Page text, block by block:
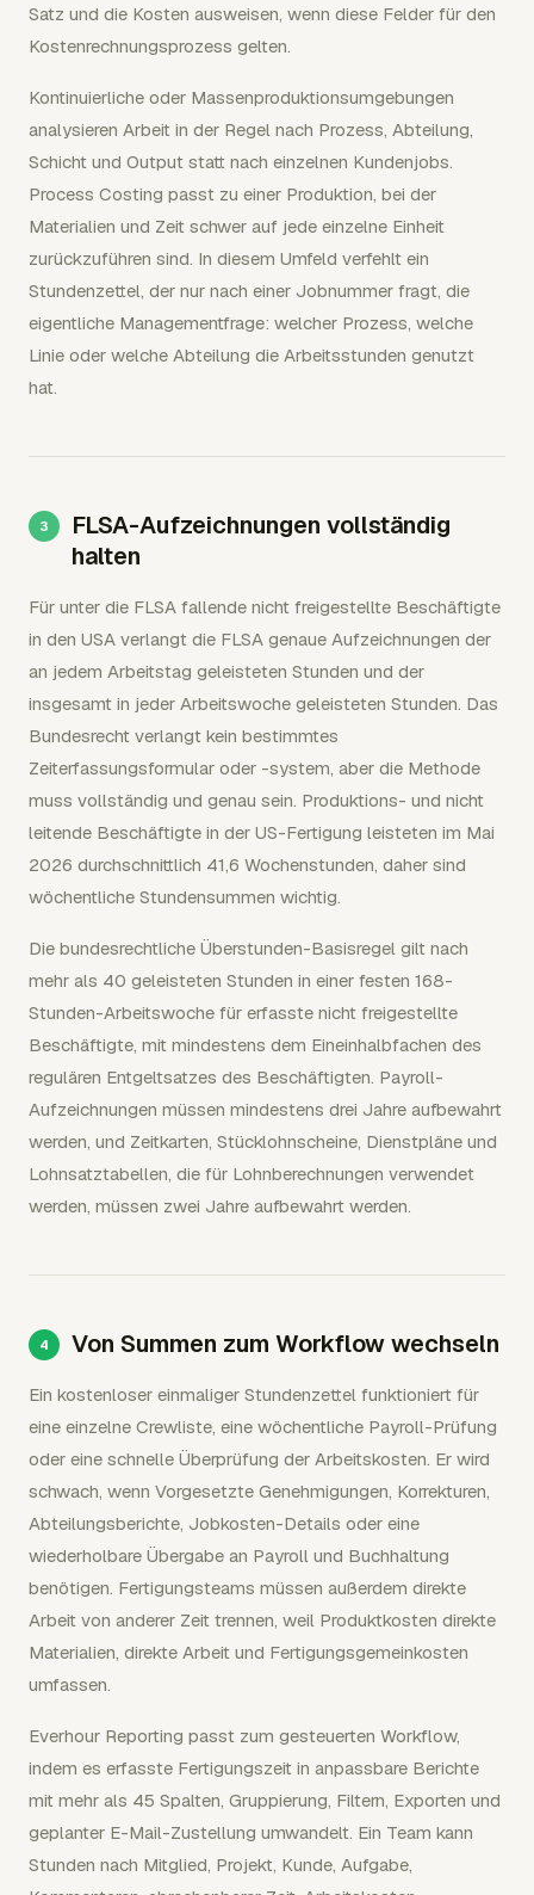
Satz und die Kosten ausweisen, wenn diese Felder für den
Kostenrechnungsprozess gelten.
Kontinuierliche oder Massenproduktionsumgebungen
analysieren Arbeit in der Regel nach Prozess, Abteilung,
Schicht und Output statt nach einzelnen Kundenjobs.
Process Costing passt zu einer Produktion, bei der
Materialien und Zeit schwer auf jede einzelne Einheit
zurückzuführen sind. In diesem Umfeld verfehlt ein
Stundenzettel, der nur nach einer Jobnummer fragt, die
eigentliche Managementfrage: welcher Prozess, welche
Linie oder welche Abteilung die Arbeitsstunden genutzt
hat.
FLSA-Aufzeichnungen vollständig
halten
Für unter die FLSA fallende nicht freigestellte Beschäftigte
in den USA verlangt die FLSA genaue Aufzeichnungen der
an jedem Arbeitstag geleisteten Stunden und der
insgesamt in jeder Arbeitswoche geleisteten Stunden. Das
Bundesrecht verlangt kein bestimmtes
Zeiterfassungsformular oder -system, aber die Methode
muss vollständig und genau sein. Produktions- und nicht
leitende Beschäftigte in der US-Fertigung leisteten im Mai
2026 durchschnittlich 41,6 Wochenstunden, daher sind
wöchentliche Stundensummen wichtig.
Die bundesrechtliche Überstunden-Basisregel gilt nach
mehr als 40 geleisteten Stunden in einer festen 168-
Stunden-Arbeitswoche für erfasste nicht freigestellte
Beschäftigte, mit mindestens dem Eineinhalbfachen des
regulären Entgeltsatzes des Beschäftigten. Payroll-
Aufzeichnungen müssen mindestens drei Jahre aufbewahrt
werden, und Zeitkarten, Stücklohnscheine, Dienstpläne und
Lohnsatztabellen, die für Lohnberechnungen verwendet
werden, müssen zwei Jahre aufbewahrt werden.
Von Summen zum Workflow wechseln
Ein kostenloser einmaliger Stundenzettel funktioniert für
eine einzelne Crewliste, eine wöchentliche Payroll-Prüfung
oder eine schnelle Überprüfung der Arbeitskosten. Er wird
schwach, wenn Vorgesetzte Genehmigungen, Korrekturen,
Abteilungsberichte, Jobkosten-Details oder eine
wiederholbare Übergabe an Payroll und Buchhaltung
benötigen. Fertigungsteams müssen außerdem direkte
Arbeit von anderer Zeit trennen, weil Produktkosten direkte
Materialien, direkte Arbeit und Fertigungsgemeinkosten
umfassen.
Everhour Reporting passt zum gesteuerten Workflow,
indem es erfasste Fertigungszeit in anpassbare Berichte
mit mehr als 45 Spalten, Gruppierung, Filtern, Exporten und
geplanter E-Mail-Zustellung umwandelt. Ein Team kann
Stunden nach Mitglied, Projekt, Kunde, Aufgabe,